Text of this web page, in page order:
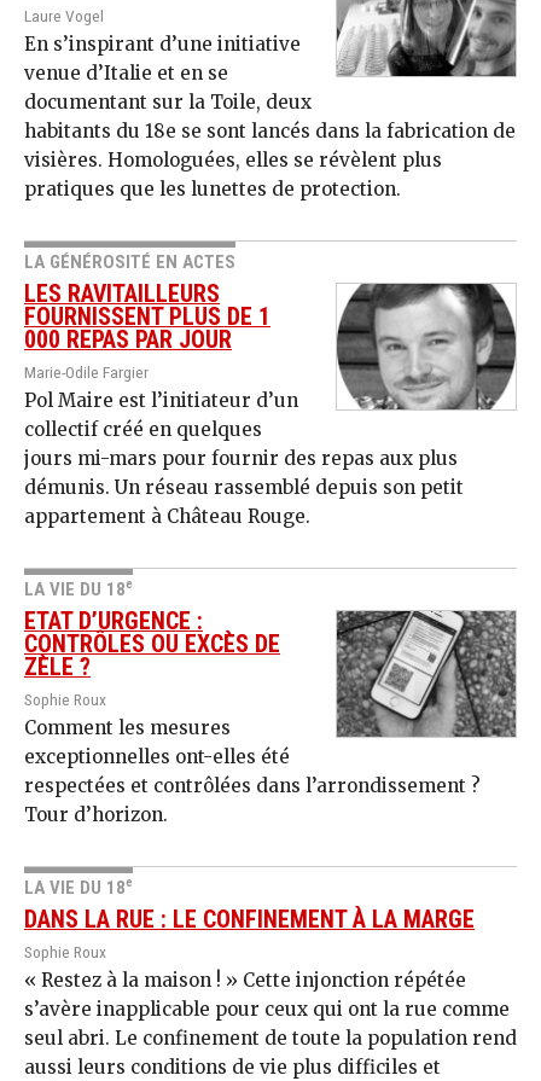
Laure Vogel
En s’inspirant d’une initiative
venue d’Italie et en se
documentant sur la Toile, deux
habitants du 18e se sont lancés dans la fabrication de
visières. Homologuées, elles se révèlent plus
pratiques que les lunettes de protection.
LA GÉNÉROSITÉ EN ACTES
LES RAVITAILLEURS
FOURNISSENT PLUS DE 1
000 REPAS PAR JOUR
Marie-Odile Fargier
Pol Maire est l’initiateur d’un
collectif créé en quelques
jours mi-mars pour fournir des repas aux plus
démunis. Un réseau rassemblé depuis son petit
appartement à Château Rouge.
LA VIE DU 18e
ETAT D’URGENCE :
CONTRÔLES OU EXCÈS DE
ZÈLE ?
Sophie Roux
Comment les mesures
exceptionnelles ont-elles été
respectées et contrôlées dans l’arrondissement ?
Tour d’horizon.
LA VIE DU 18e
DANS LA RUE : LE CONFINEMENT À LA MARGE
Sophie Roux
« Restez à la maison ! » Cette injonction répétée
s’avère inapplicable pour ceux qui ont la rue comme
seul abri. Le confinement de toute la population rend
aussi leurs conditions de vie plus difficiles et